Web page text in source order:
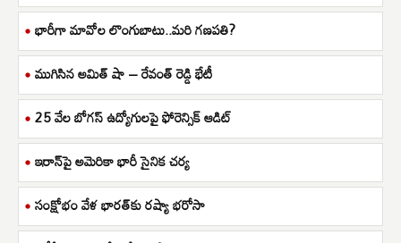
భారీగా మావోల లొంగుబాటు..మరి గణపతి?
ముగిసిన అమిత్ షా – రేవంత్ రెడ్డి భేటీ
25 వేల బోగస్ ఉద్యోగులపై ఫోరెన్సిక్ ఆడిట్
ఇరాన్‌పై అమెరికా భారీ సైనిక చర్య
సంక్షోభం వేళ భారత్‌కు రష్యా భరోసా